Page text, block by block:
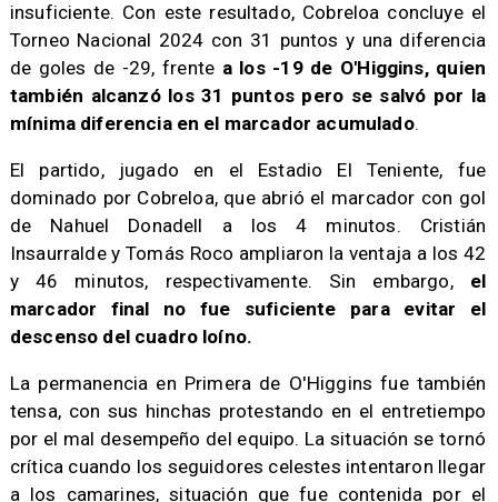
insuficiente. Con este resultado, Cobreloa concluye el
Torneo Nacional 2024 con 31 puntos y una diferencia
de goles de -29, frente a los -19 de O'Higgins, quien
también alcanzó los 31 puntos pero se salvó por la
mínima diferencia en el marcador acumulado.
El partido, jugado en el Estadio El Teniente, fue
dominado por Cobreloa, que abrió el marcador con gol
de Nahuel Donadell a los 4 minutos. Cristián
Insaurralde y Tomás Roco ampliaron la ventaja a los 42
y 46 minutos, respectivamente. Sin embargo, el
marcador final no fue suficiente para evitar el
descenso del cuadro loíno.
La permanencia en Primera de O'Higgins fue también
tensa, con sus hinchas protestando en el entretiempo
por el mal desempeño del equipo. La situación se tornó
crítica cuando los seguidores celestes intentaron llegar
a los camarines, situación que fue contenida por el